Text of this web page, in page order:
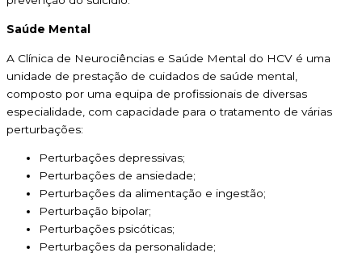
Saúde Mental
A Clínica de Neurociências e Saúde Mental do HCV é uma
unidade de prestação de cuidados de saúde mental,
composto por uma equipa de profissionais de diversas
especialidade, com capacidade para o tratamento de várias
perturbações:
Perturbações depressivas;
Perturbações de ansiedade;
Perturbações da alimentação e ingestão;
Perturbação bipolar;
Perturbações psicóticas;
Perturbações da personalidade;